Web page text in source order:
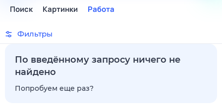
Поиск Картинки Работа
Фильтры
По введённому запросу ничего не
найдено
Попробуем еще раз?